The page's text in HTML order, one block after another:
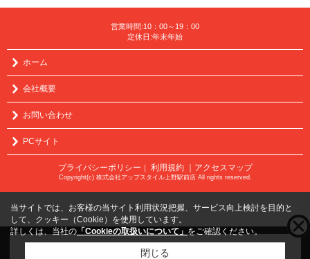
営業時間:10：00～19：00
定休日:年末年始
ホーム
会社概要
お問い合わせ
PCサイト
プライバシーポリシー 利用規約 ｜アクセスマップ
Copyright(c) 株式会社アップスタイル上野駅前店 All rights reserved.
こちらの物件をご覧の方にお勧めな物件
当サイトでは、お客様の当サイト利用状況把握、サービス向上検討を目的と
して、クッキー（Cookie）を使用しています。
詳しくは、当社の 「Cookieの取扱いについて」 をご確認ください。
閉じる